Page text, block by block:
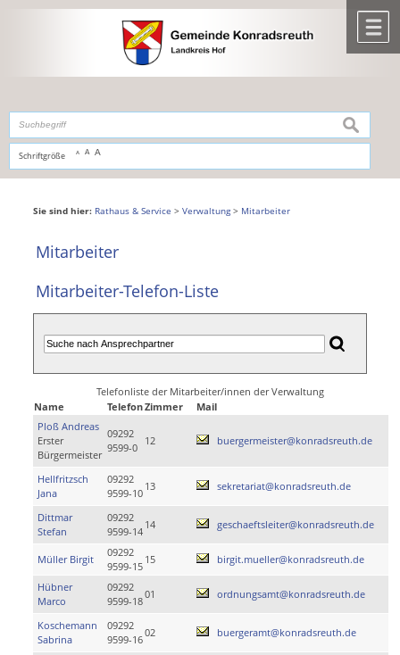
,zur Navigationoderzur Startseitespringen.
Schriftgröße A A A
suchen
Sie sind hier: Rathaus & Service > Verwaltung> Mitarbeiter
Mitarbeiter
Mitarbeiter-Telefon-Liste
Telefonliste der Mitarbeiter/innen der Verwaltung
Name
TelefonZimmer
Mail
Ploß Andreas
Erster
Bürgermeister
09292
9599-0
12 buergermeister@konradsreuth.de
Hellfritzsch
Jana
09292
9599-10
13 sekretariat@konradsreuth.de
Dittmar
Stefan
09292
9599-14
14 geschaeftsleiter@konradsreuth.de
Müller Birgit
09292
9599-15
15 birgit.mueller@konradsreuth.de
Hübner
Marco
09292
9599-18
01 ordnungsamt@konradsreuth.de
Koschemann
Sabrina
09292
9599-16
02 buergeramt@konradsreuth.de